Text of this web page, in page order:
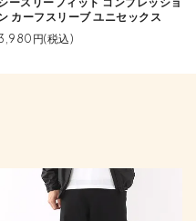
カーフスリーブ ユニセックス
円(税込)